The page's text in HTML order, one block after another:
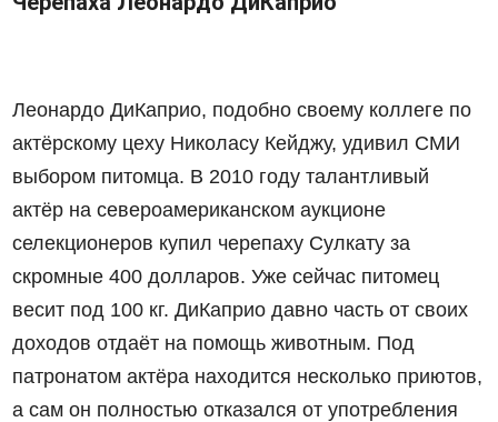
Леонардо ДиКаприо, подобно своему коллеге по
актёрскому цеху Николасу Кейджу, удивил СМИ
выбором питомца. В 2010 году талантливый
актёр на североамериканском аукционе
селекционеров купил черепаху Сулкату за
скромные 400 долларов. Уже сейчас питомец
весит под 100 кг. ДиКаприо давно часть от своих
доходов отдаёт на помощь животным. Под
патронатом актёра находится несколько приютов,
а сам он полностью отказался от употребления